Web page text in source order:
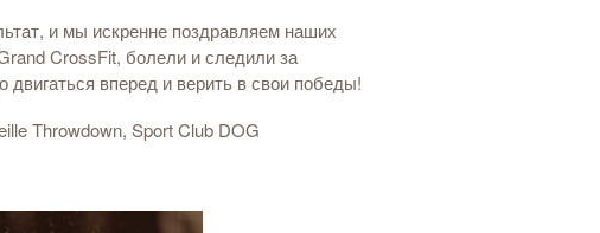
и мы искренне поздравляем наших
CrossFit, болели и следили за
вперед и верить в свои победы!